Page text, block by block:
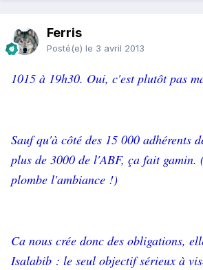
Ferris
Posté(e) le 3 avril 2013
1015 à 19h30. Oui, c'est plutôt pas
Sauf qu'à côté des 15 000 adhérents
plus de 3000 de l'ABF, ça fait gamin.
plombe l'ambiance !)
Ca nous crée donc des obligations,
Isalabib : le seul objectif sérieux à